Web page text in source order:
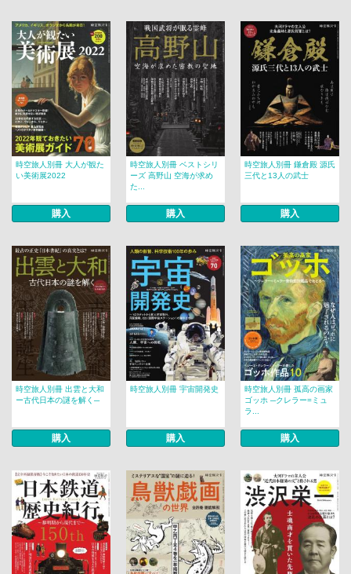
時空旅人別冊 大人が観た
い美術展2022
購入
時空旅人別冊 ベストシリ
ーズ 高野山 空海が求め
た...
購入
時空旅人別冊 鎌倉殿 源氏
三代と13人の武士
購入
時空旅人別冊 出雲と大和
ー古代日本の謎を解く─
購入
時空旅人別冊 宇宙開発史
購入
時空旅人別冊 孤高の画家
ゴッホ ─クレラー=ミュ
ラ...
購入